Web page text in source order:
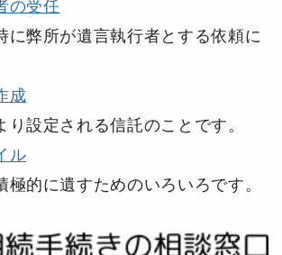
の受任
弊所が遺言執行者とする依頼に
成
設定される信託のことです。
ル
的に遺すためのいろいろです。